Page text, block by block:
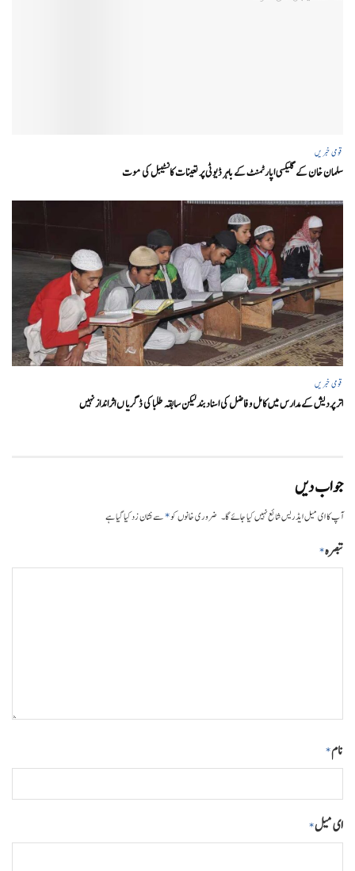
قومی خبریں
سلمان خان کے گلیکسی اپارٹمنٹ کے باہر ڈیوٹی پر تعینات کانسٹیبل کی موت
قومی خبریں
اتر پردیش کےمدارس میں کامل و فاضل کی اسناد بند لیکن سابقہ طلبا کی ڈگریا ں اثرانداز نہیں
جواب دیں
آپ کا ای میل ایڈریس شائع نہیں کیا جائے گا۔ ضروری خانوں کو*سے نشان زد کیا گیا ہے
تبصرہ*
نام*
ای میل*